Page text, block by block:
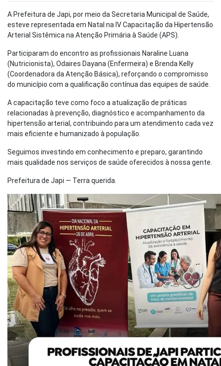
A Prefeitura de Japi, por meio da Secretaria Municipal de Saúde,
esteve representada em Natal na IV Capacitação da Hipertensão
Arterial Sistêmica na Atenção Primária à Saúde (APS).
Participaram do encontro as profissionais Naraline Luana
(Nutricionista), Odaires Dayana (Enfermeira) e Brenda Kelly
(Coordenadora da Atenção Básica), reforçando o compromisso
do município com a qualificação contínua das equipes de saúde.
A capacitação teve como foco a atualização de práticas
relacionadas à prevenção, diagnóstico e acompanhamento da
hipertensão arterial, contribuindo para um atendimento cada vez
mais eficiente e humanizado à população.
Seguimos investindo em conhecimento e preparo, garantindo
mais qualidade nos serviços de saúde oferecidos à nossa gente.
Prefeitura de Japi — Terra querida.